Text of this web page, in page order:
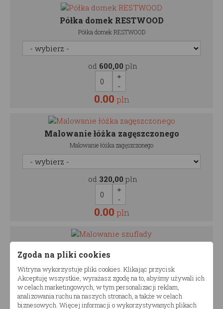
Półka domek RESTWOOD
Półka domek RESTWOOD
od 600,00 pln
0.00 pln
Malowanie łóżka zagęszczonego
Malowanie łóżka zagęszczonego
od 320,00 pln
0.00 pln
Malowanie szuflady
od250,00pln
Zgoda na pliki cookies
Witryna wykorzystuje pliki cookies. Klikając przycisk
Akceptuję wszystkie, wyrażasz zgodę na to, abyśmy używali ich
w celach marketingowych, w tym personalizacji reklam,
analizowania ruchu na naszych stronach, a także w celach
biznesowych. Więcej informacji o wykorzystywanych plikach